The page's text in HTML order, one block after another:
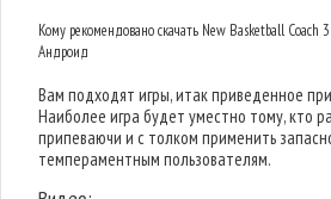
Кому рекомендовано скачать New Basketball
Андроид
Вам подходят игры, итак приведенное
Наиболее игра будет уместно тому, кто
припеваючи и с толком применить
темпераментным пользователям.